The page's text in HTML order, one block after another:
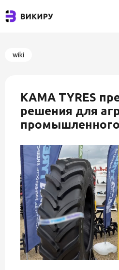
wiki
KAMA TYRES
решения для